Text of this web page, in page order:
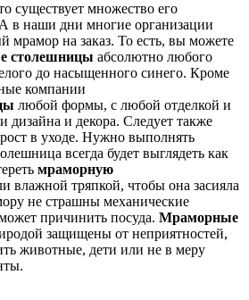
существует множество его
в наши дни многие организации
мрамор на заказ. То есть, вы можете
столешницы абсолютно любого
до насыщенного синего. Кроме
компании
любой формы, с любой отделкой и
дизайна и декора. Следует также
в уходе. Нужно выполнять
всегда будет выглядеть как
мраморную
влажной тряпкой, чтобы она засияла
не страшны механические
причинить посуда. Мраморные
защищены от неприятностей,
животные, дети или не в меру